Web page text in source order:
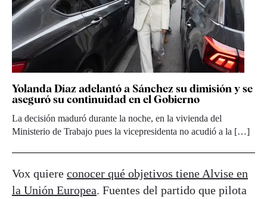
Yolanda Díaz adelantó a Sánchez su dimisión y se
aseguró su continuidad en el Gobierno
La decisión maduró durante la noche, en la vivienda del
Ministerio de Trabajo pues la vicepresidenta no acudió a la […]
Vox quiere conocer qué objetivos tiene Alvise en
la Unión Europea. Fuentes del partido que pilota